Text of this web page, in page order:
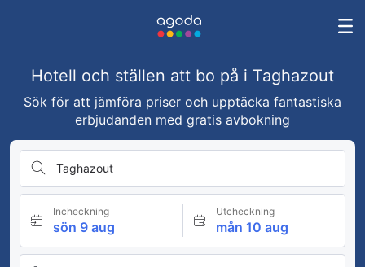
Hotell och ställen att bo på i Taghazout
Sök för att jämföra priser och upptäcka fantastiska
erbjudanden med gratis avbokning
Taghazout
Incheckning
sön 9 aug
Utcheckning
mån 10 aug